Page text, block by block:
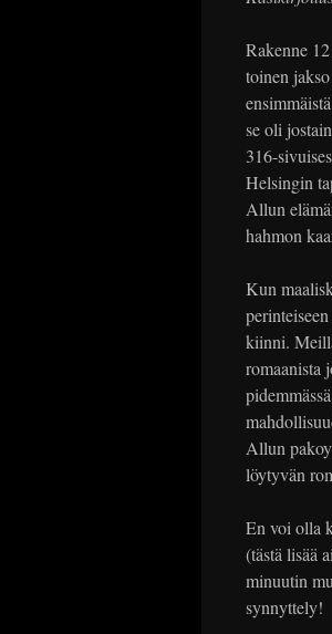
Rakenne
toinen
se oli
316-
Helsingin
Allun
hahmon
Kun
kiinni.
romaanista
Allun
löytyvän
En voi olla
(tästä lisää
minuutin
synnyttely!